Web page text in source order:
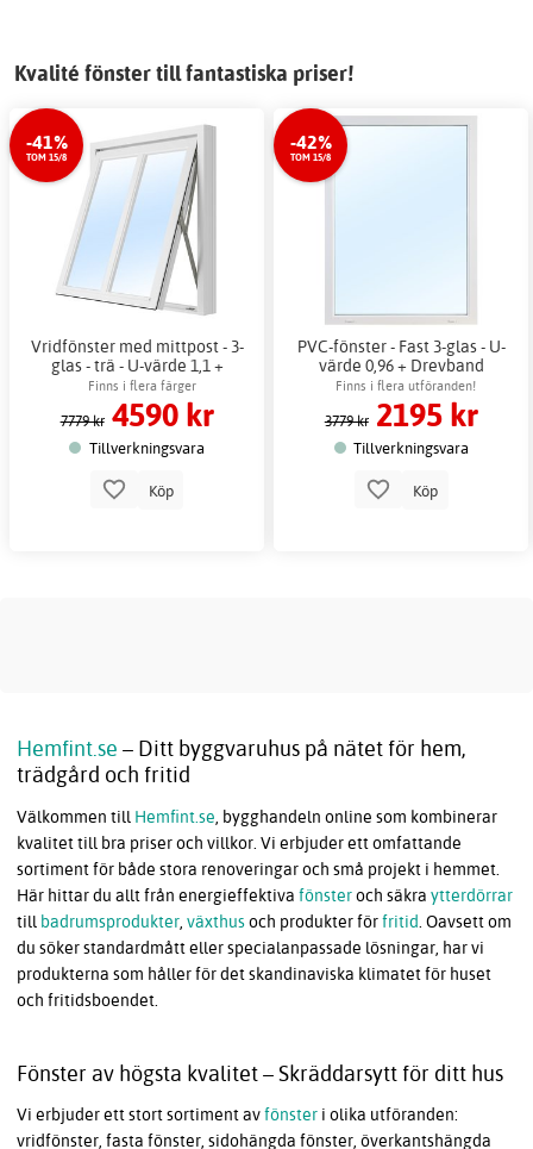
Kvalité fönster till fantastiska priser!
-41%
TOM 15/8
Vridfönster med mittpost - 3-
glas - trä - U-värde 1,1 +
Drevband
Finns i flera färger
7779 kr 4590 kr
Tillverkningsvara
Köp
-42%
TOM 15/8
PVC-fönster - Fast 3-glas - U-
värde 0,96 + Drevband
Finns i flera utföranden!
3779 kr 2195 kr
Tillverkningsvara
Köp
Hemfint.se – Ditt byggvaruhus på nätet för hem,
trädgård och fritid
Välkommen till Hemfint.se , bygghandeln online som kombinerar
kvalitet till bra priser och villkor. Vi erbjuder ett omfattande
sortiment för både stora renoveringar och små projekt i hemmet.
Här hittar du allt från energieffektiva fönsteroch säkra ytterdörrar
till badrumsprodukter växthusoch produkter förfritid . Oavsett om
du söker standardmått eller specialanpassade lösningar, har vi
produkterna som håller för det skandinaviska klimatet för huset
och fritidsboendet.
Fönster av högsta kvalitet – Skräddarsytt för ditt hus
Vi erbjuder ett stort sortiment avfönster i olika utföranden:
vridfönster, fasta fönster, sidohängda fönster, överkantshängda